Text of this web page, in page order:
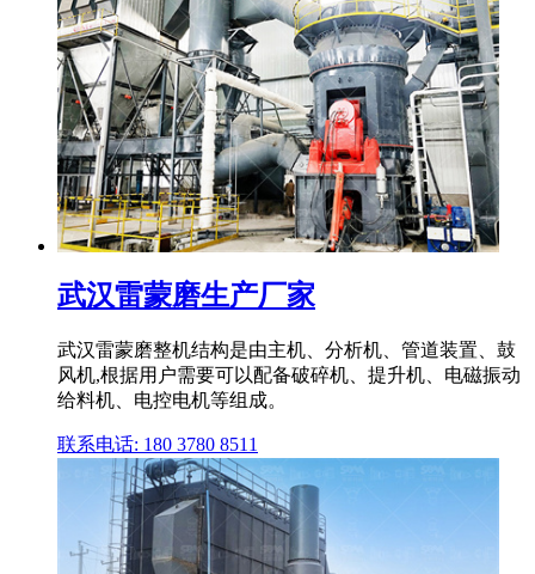
武汉雷蒙磨生产厂家
武汉雷蒙磨整机结构是由主机、分析机、管道装置、鼓
风机,根据用户需要可以配备破碎机、提升机、电磁振动
给料机、电控电机等组成。
联系电话: 180 3780 8511